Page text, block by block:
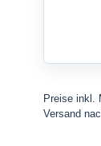
Preise inkl.
Versand